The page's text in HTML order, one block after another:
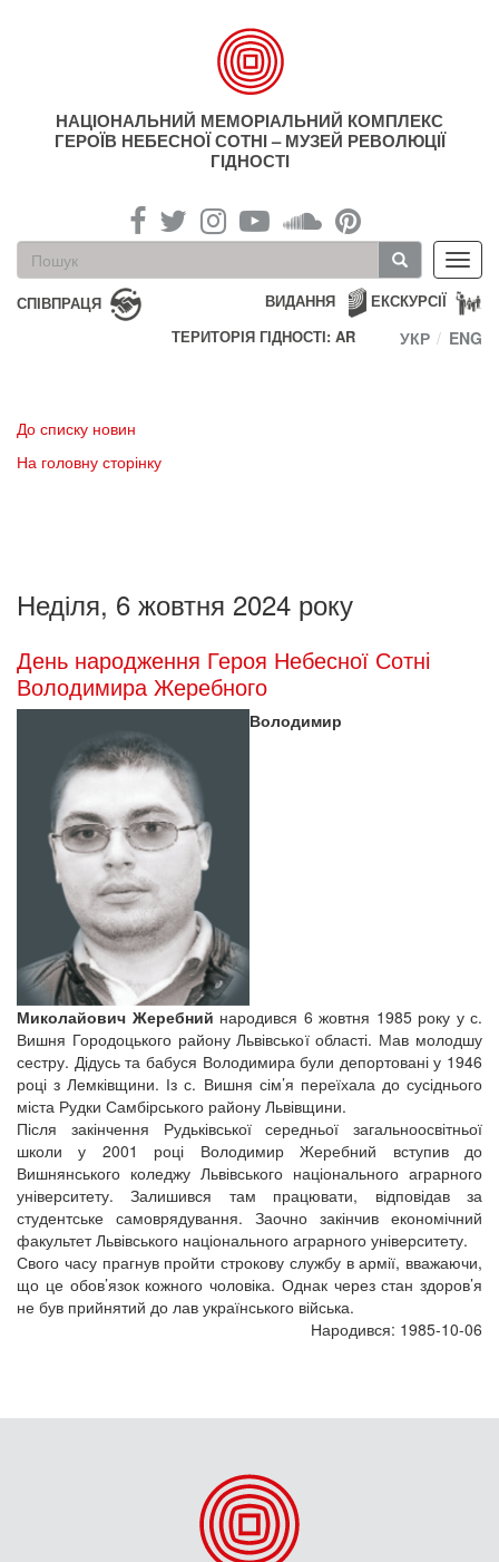
НАЦІОНАЛЬНИЙ МЕМОРІАЛЬНИЙ КОМПЛЕКС
ГЕРОЇВ НЕБЕСНОЇ СОТНІ – МУЗЕЙ РЕВОЛЮЦІЇ
ГІДНОСТІ
Пошукова
форма
Пошук
СПІВПРАЦЯ ЕКСКУРСІЇ
ВИДАННЯ
ТЕРИТОРІЯ ГІДНОСТІ: AR
УКР ENG
До списку новин
На головну сторінку
Неділя, 6 жовтня 2024 року
День народження Героя Небесної Сотні
Володимира Жеребного
Володимир
Миколайович Жеребний народився 6 жовтня 1985 року у с.
Вишня Городоцького району Львівської області. Мав молодшу
сестру. Дідусь та бабуся Володимира були депортовані у 1946
році з Лемківщини. Із с. Вишня сім’я переїхала до сусіднього
міста Рудки Самбірського району Львівщини.
Після закінчення Рудьківської середньої загальноосвітньої
школи у 2001 році Володимир Жеребний вступив до
Вишнянського коледжу Львівського національного аграрного
університету. Залишився там працювати, відповідав за
студентське самоврядування. Заочно закінчив економічний
факультет Львівського національного аграрного університету.
Свого часу прагнув пройти строкову службу в армії, вважаючи,
що це обов’язок кожного чоловіка. Однак через стан здоров’я
не був прийнятий до лав українського війська.
Народився: 1985-10-06